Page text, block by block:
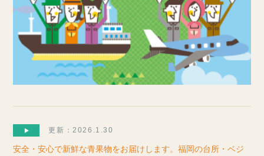
更新：2026.1.30
安全・安心で新鮮な青果物をお届けします。福岡の台所・ベジ